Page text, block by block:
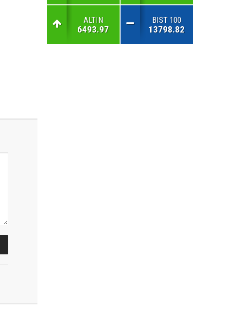
ALTIN
6493.97
BIST 100
13798.82